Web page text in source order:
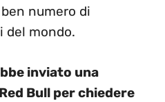
numero di
del mondo.
inviato una
Bull per chiedere